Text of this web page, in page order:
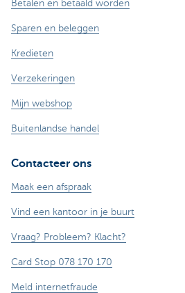
Betalen en betaald worden
Sparen en beleggen
Kredieten
Verzekeringen
Mijn webshop
Buitenlandse handel
Contacteer ons
Maak een afspraak
Vind een kantoor in je buurt
Vraag? Probleem? Klacht?
Card Stop 078 170 170
Meld internetfraude